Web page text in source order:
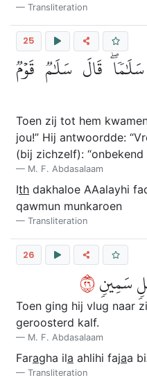
Transliteration
25
سَلَٰمٗاۖ قَالَ سَلَٰمٞ قَوۡمٞ
Toen zij tot hem
jou!” Hij antwoordde:
(bij zichzelf): “onbekend
M. F. Abdasalaam
Ith dakhaloe AAalayhi
qawmun munkaroen
Transliteration
26
سَمِينٖ٦٢
Toen ging hij vlug naar
geroosterd kalf.
M. F. Abdasalaam
Faragha ila ahlihi fajaa
Transliteration